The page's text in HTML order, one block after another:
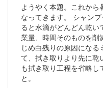
ようやく本題。これから
なってきます。 シャン
ると水滴がどんどん乾
業量、時間そのものを削
じめ白残りの原因にな
て、拭き取りより先に乾
も拭き取り工程を省略し
と。